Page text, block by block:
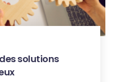
solutions